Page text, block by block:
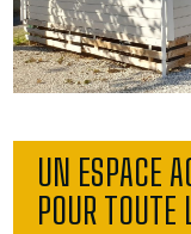
UN ESPACE
POUR